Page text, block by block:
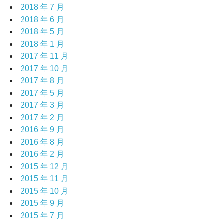
2018 年 7 月
2018 年 6 月
2018 年 5 月
2018 年 1 月
2017 年 11 月
2017 年 10 月
2017 年 8 月
2017 年 5 月
2017 年 3 月
2017 年 2 月
2016 年 9 月
2016 年 8 月
2016 年 2 月
2015 年 12 月
2015 年 11 月
2015 年 10 月
2015 年 9 月
2015 年 7 月